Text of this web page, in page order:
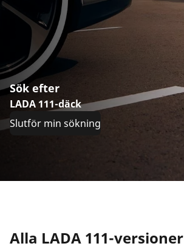
Sök efter
LADA 111-däck
Slutför min sökning
Alla LADA 111-versioner